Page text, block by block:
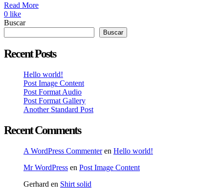
Read More
0 like
Buscar
Buscar
Recent Posts
Hello world!
Post Image Content
Post Format Audio
Post Format Gallery
Another Standard Post
Recent Comments
A WordPress Commenteren Hello world!
Mr WordPress en Post Image Content
Gerhard en Shirt solid